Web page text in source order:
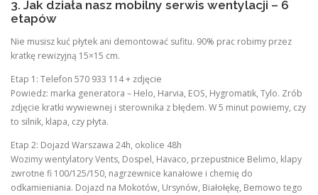
3. Jak działa nasz mobilny serwis wentylacji – 6
etapów
Nie musisz kuć płytek ani demontować sufitu. 90% prac robimy przez
kratkę rewizyjną 15×15 cm.
Etap 1: Telefon 570 933 114 + zdjęcie
Powiedz: marka generatora – Helo, Harvia, EOS, Hygromatik, Tylo. Zrób
zdjęcie kratki wywiewnej i sterownika z błędem. W 5 minut powiemy, czy
to silnik, klapa, czy płyta.
Etap 2: Dojazd Warszawa 24h, okolice 48h
Wozimy wentylatory Vents, Dospel, Havaco, przepustnice Belimo, klapy
zwrotne fi 100/125/150, nagrzewnice kanałowe i chemię do
odkamieniania. Dojazd na Mokotów, Ursynów, Białołękę, Bemowo tego